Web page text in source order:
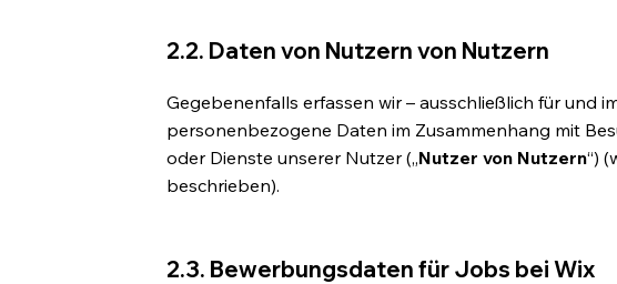
2.2. Daten von Nutzern von Nutzern
Gegebenenfalls erfassen wir – ausschließlich für und
personenbezogene Daten im Zusammenhang mit
oder Dienste unserer Nutzer („Nutzer von Nutzern“)
beschrieben).
2.3. Bewerbungsdaten für Jobs bei Wix